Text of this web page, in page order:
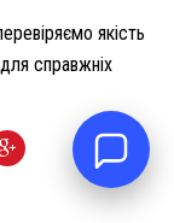
якість
справжніх